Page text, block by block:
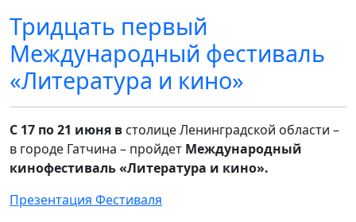
Тридцать первый
Международный фестиваль
«Литература и кино»
С 17 по 21 июня в столице Ленинградской области –
в городе Гатчина – пройдет Международный
кинофестиваль «Литература и кино».
Презентация Фестиваля